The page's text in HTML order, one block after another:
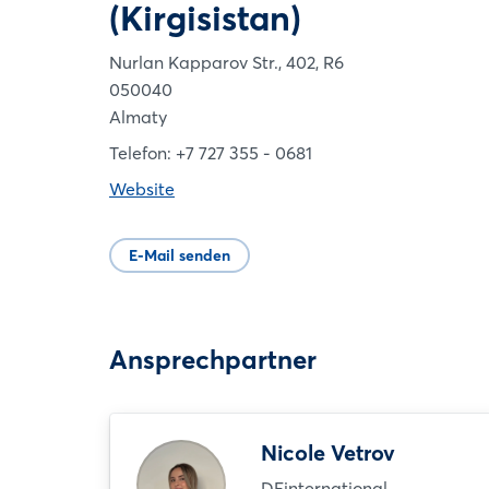
(Kirgisistan)
Nurlan Kapparov Str., 402, R6
050040
Almaty
Telefon: +7 727 355 - 0681
Website
E-Mail senden
Ansprechpartner
Nicole Vetrov